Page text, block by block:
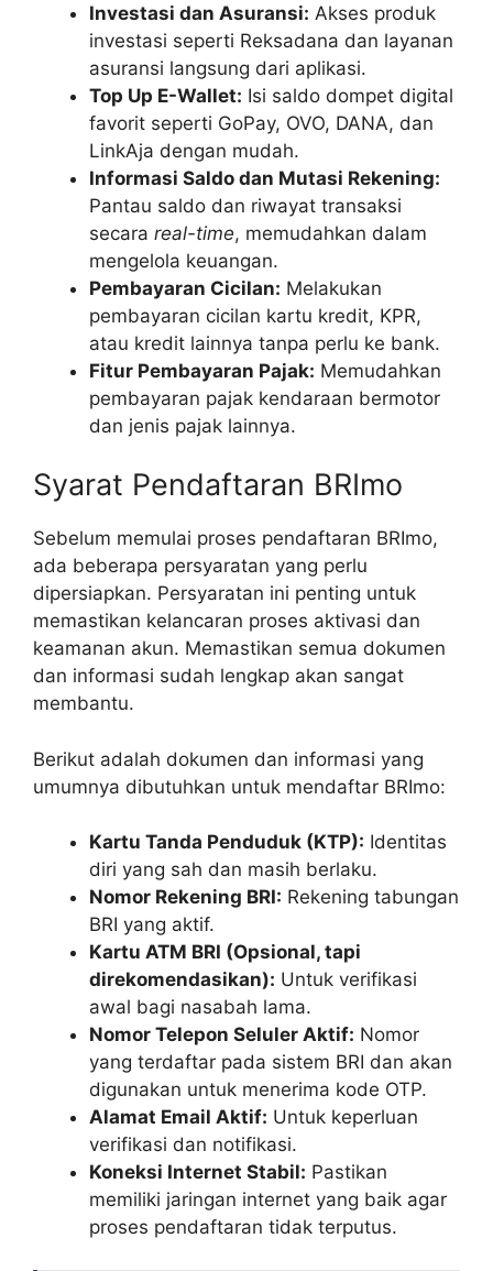
Investasi dan Asuransi: Akses produk
investasi seperti Reksadana dan layanan
asuransi langsung dari aplikasi.
Top Up E-Wallet: Isi saldo dompet digital
favorit seperti GoPay, OVO, DANA, dan
LinkAja dengan mudah.
Informasi Saldo dan Mutasi Rekening:
Pantau saldo dan riwayat transaksi
secara real-time, memudahkan dalam
mengelola keuangan.
Pembayaran Cicilan: Melakukan
pembayaran cicilan kartu kredit, KPR,
atau kredit lainnya tanpa perlu ke bank.
Fitur Pembayaran Pajak: Memudahkan
pembayaran pajak kendaraan bermotor
dan jenis pajak lainnya.
Syarat Pendaftaran BRImo
Sebelum memulai proses pendaftaran BRImo,
ada beberapa persyaratan yang perlu
dipersiapkan. Persyaratan ini penting untuk
memastikan kelancaran proses aktivasi dan
keamanan akun. Memastikan semua dokumen
dan informasi sudah lengkap akan sangat
membantu.
Berikut adalah dokumen dan informasi yang
umumnya dibutuhkan untuk mendaftar BRImo:
Kartu Tanda Penduduk (KTP): Identitas
diri yang sah dan masih berlaku.
Nomor Rekening BRI: Rekening tabungan
BRI yang aktif.
Kartu ATM BRI (Opsional, tapi
direkomendasikan): Untuk verifikasi
awal bagi nasabah lama.
Nomor Telepon Seluler Aktif: Nomor
yang terdaftar pada sistem BRI dan akan
digunakan untuk menerima kode OTP.
Alamat Email Aktif: Untuk keperluan
verifikasi dan notifikasi.
Koneksi Internet Stabil: Pastikan
memiliki jaringan internet yang baik agar
proses pendaftaran tidak terputus.